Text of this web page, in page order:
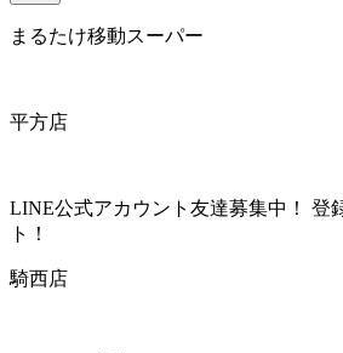
まるたけ移動スーパー
平方店
LINE公式アカウント友達募集中！ 登
ト！
騎西店